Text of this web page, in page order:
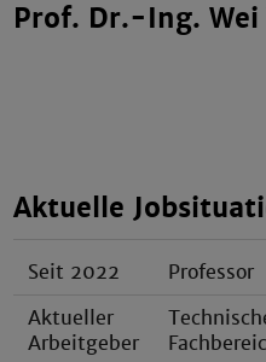
Prof. Dr.-Ing. Wei
Aktuelle
Seit 2022
Professor
Aktueller
Arbeitgeber